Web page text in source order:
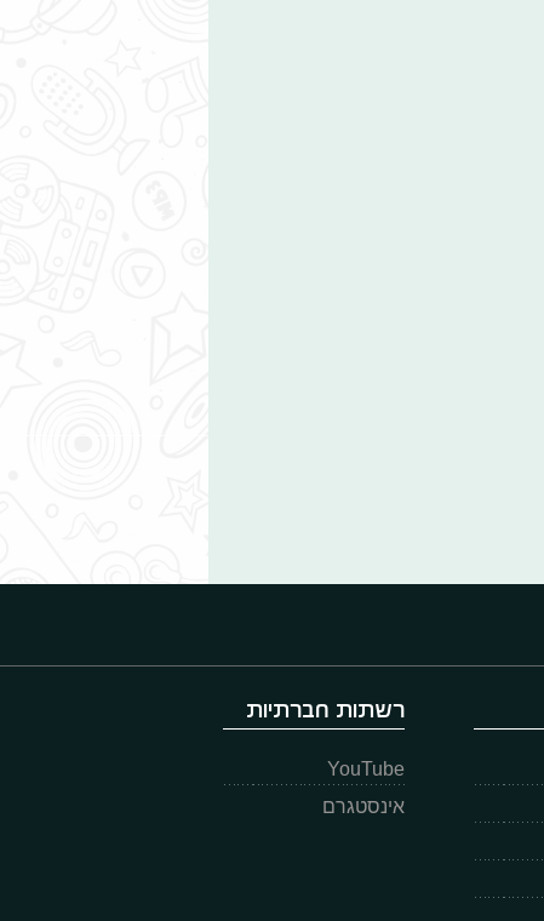
רשתות חברתיות
YouTube
אינסטגרם